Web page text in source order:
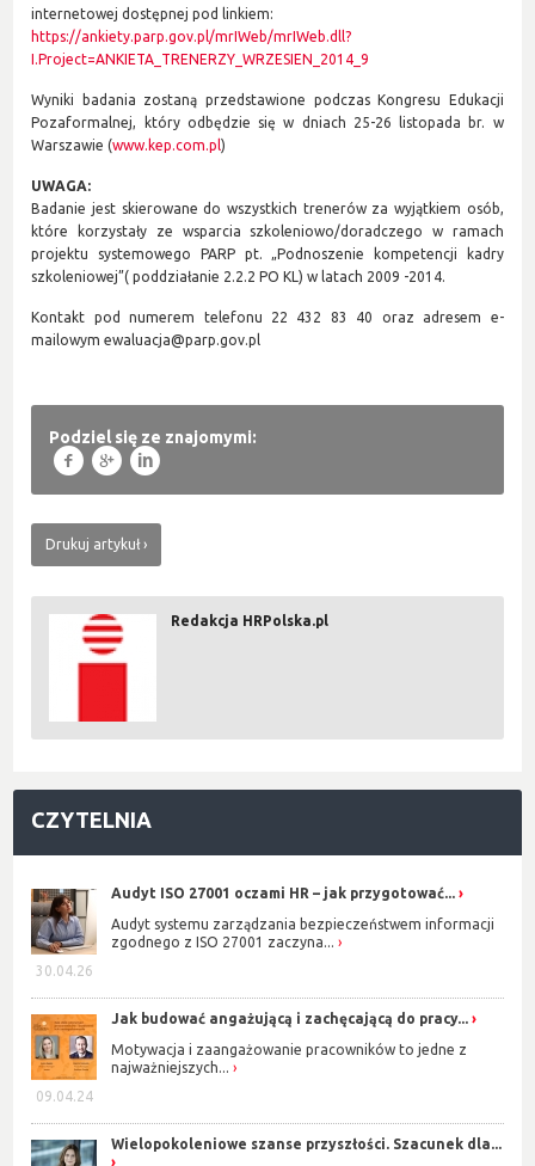
internetowej dostępnej pod linkiem:
https://ankiety.parp.gov.pl/mrIWeb/mrIWeb.dll?
I.Project=ANKIETA_TRENERZY_WRZESIEN_2014_9
Wyniki badania zostaną przedstawione podczas Kongresu Edukacji
Pozaformalnej, który odbędzie się w dniach 25-26 listopada br. w
Warszawie (www.kep.com.pl)
UWAGA:
Badanie jest skierowane do wszystkich trenerów za wyjątkiem osób,
które korzystały ze wsparcia szkoleniowo/doradczego w ramach
projektu systemowego PARP pt. „Podnoszenie kompetencji kadry
szkoleniowej”( poddziałanie 2.2.2 PO KL) w latach 2009 -2014.
Kontakt pod numerem telefonu 22 432 83 40 oraz adresem e-
mailowym ewaluacja@parp.gov.pl
Podziel się ze znajomymi:
f g l
Drukuj artykuł
Redakcja HRPolska.pl
CZYTELNIA
30.04.26
Audyt ISO 27001 oczami HR – jak przygotować...
Audyt systemu zarządzania bezpieczeństwem informacji
zgodnego z ISO 27001 zaczyna...
09.04.24
Jak budować angażującą i zachęcającą do pracy...
Motywacja i zaangażowanie pracowników to jedne z
najważniejszych...
Wielopokoleniowe szanse przyszłości. Szacunek dla...